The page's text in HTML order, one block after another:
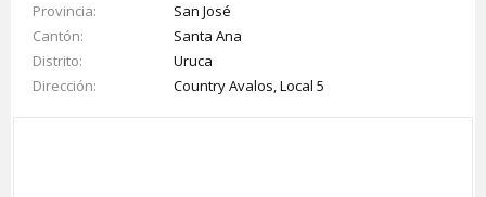
Provincia
San José
Cantón
Santa Ana
Distrito
Uruca
Dirección
Country Avalos, Local 5